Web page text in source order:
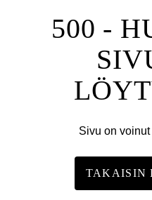
500 -
Sivu on
TAKAISIN